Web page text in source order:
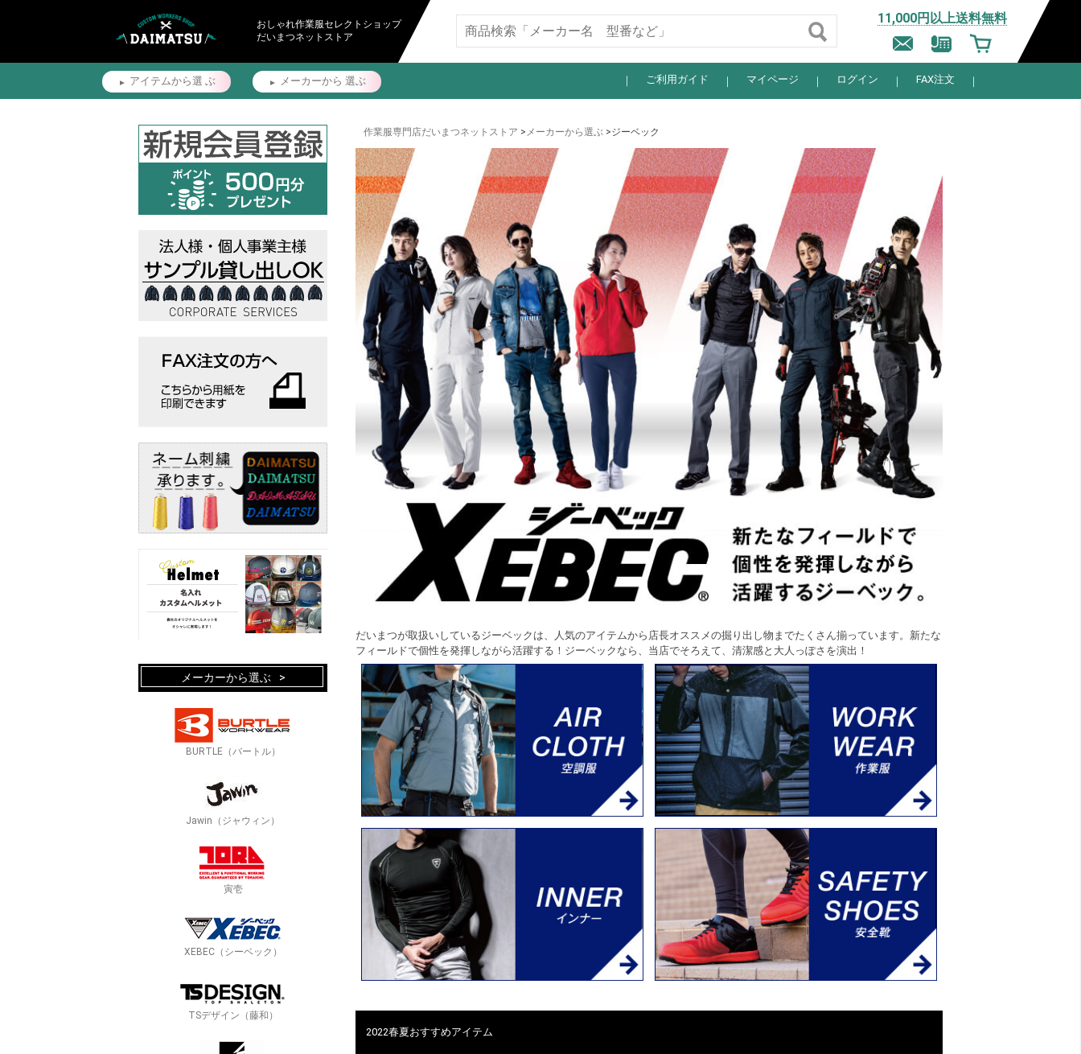
おしゃれ作業服セレクトショップ
だいまつネットストア
11,000円以上送料無料
アイテムから選 ぶ メーカーから 選ぶ ご利用ガイド マイページ ログイン FAX注文
11,000円以上送料無料
作業服専門店だいまつネットストア > メーカーから選ぶ >ジーベック
だいまつが取扱いしているジーベックは、人気のアイテムから店長オススメの掘り出し物までたくさん揃っています。新たな
フィールドで個性を発揮しながら活躍する！ジーベックなら、当店でそろえて、清潔感と大人っぽさを演出！
2022春夏おすすめアイテム
メーカーから選ぶ
BURTLE（バートル）
Jawin（ジャウィン）
寅壱
XEBEC（シーベック）
TSデザイン（藤和）